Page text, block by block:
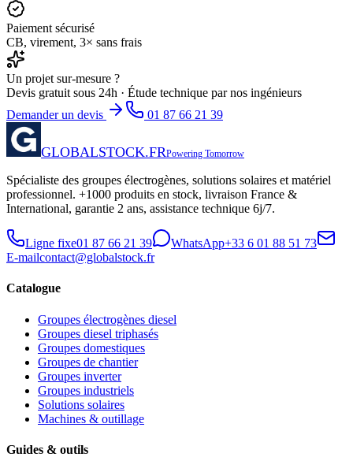
Paiement sécurisé
CB, virement, 3× sans frais
Un projet sur-mesure ?
Devis gratuit sous 24h · Étude technique par nos ingénieurs
Demander un devis
01 87 66 21 39
GLOBALSTOCK.FRPowering Tomorrow
Spécialiste des groupes électrogènes, solutions solaires et matériel
professionnel. +1000 produits en stock, livraison France &
International, garantie 2 ans, assistance technique 6j/7.
Ligne fixe01 87 66 21 39 WhatsApp+33 6 01 88 51 73
E-mailcontact@globalstock.fr
Catalogue
Groupes électrogènes diesel
Groupes diesel triphasés
Groupes domestiques
Groupes de chantier
Groupes inverter
Groupes industriels
Solutions solaires
Machines & outillage
Guides & outils